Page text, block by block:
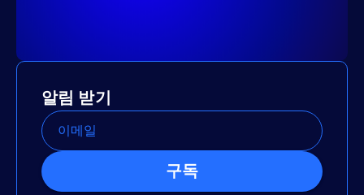
알림 받기
구독